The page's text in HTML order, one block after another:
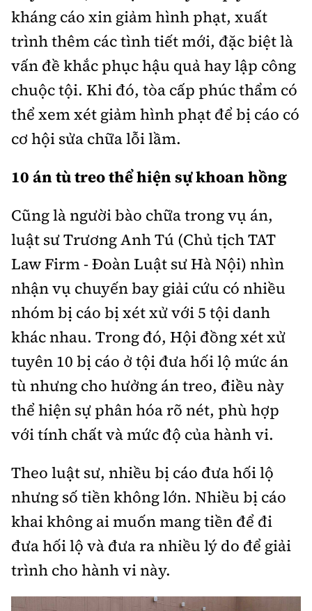
kháng cáo xin giảm hình phạt, xuất
trình thêm các tình tiết mới, đặc biệt là
vấn đề khắc phục hậu quả hay lập công
chuộc tội. Khi đó, tòa cấp phúc thẩm có
thể xem xét giảm hình phạt để bị cáo có
cơ hội sửa chữa lỗi lầm.
10 án tù treo thể hiện sự khoan hồng
Cũng là người bào chữa trong vụ án,
luật sư Trương Anh Tú (Chủ tịch TAT
Law Firm - Đoàn Luật sư Hà Nội) nhìn
nhận vụ chuyến bay giải cứu có nhiều
nhóm bị cáo bị xét xử với 5 tội danh
khác nhau. Trong đó, Hội đồng xét xử
tuyên 10 bị cáo ở tội đưa hối lộ mức án
tù nhưng cho hưởng án treo, điều này
thể hiện sự phân hóa rõ nét, phù hợp
với tính chất và mức độ của hành vi.
Theo luật sư, nhiều bị cáo đưa hối lộ
nhưng số tiền không lớn. Nhiều bị cáo
khai không ai muốn mang tiền để đi
đưa hối lộ và đưa ra nhiều lý do để giải
trình cho hành vi này.